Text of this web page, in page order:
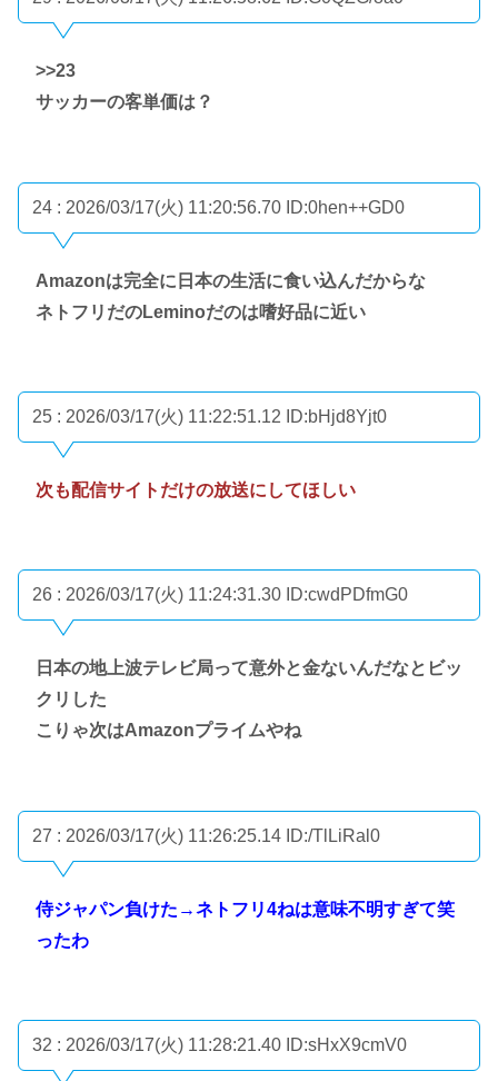
>>23
サッカーの客単価は？
24 : 2026/03/17(火) 11:20:56.70 ID:0hen++GD0
Amazonは完全に日本の生活に食い込んだからな
ネトフリだのLeminoだのは嗜好品に近い
25 : 2026/03/17(火) 11:22:51.12 ID:bHjd8Yjt0
次も配信サイトだけの放送にしてほしい
26 : 2026/03/17(火) 11:24:31.30 ID:cwdPDfmG0
日本の地上波テレビ局って意外と金ないんだなとビッ
クリした
こりゃ次はAmazonプライムやね
27 : 2026/03/17(火) 11:26:25.14 ID:/TlLiRal0
侍ジャパン負けた→ネトフリ4ねは意味不明すぎて笑
ったわ
32 : 2026/03/17(火) 11:28:21.40 ID:sHxX9cmV0